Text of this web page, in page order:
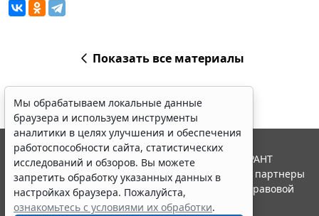
Показать все материалы
Мы обрабатываем локальные данные
браузера и используем инструменты
аналитики в целях улучшения и обеспечения
работоспособности сайта, статистических
исследований и обзоров. Вы можете
запретить обработку указанных данных в
настройках браузера. Пожалуйста,
ознакомьтесь с условиями их обработки.
© ООО "НПП "ГАРАНТ-СЕРВИС", 2026. Система ГАРАНТ
выпускается с 1990 года. Компания "Гарант" и ее партнеры
являются участниками Российской ассоциации правовой
информации ГАРАНТ.